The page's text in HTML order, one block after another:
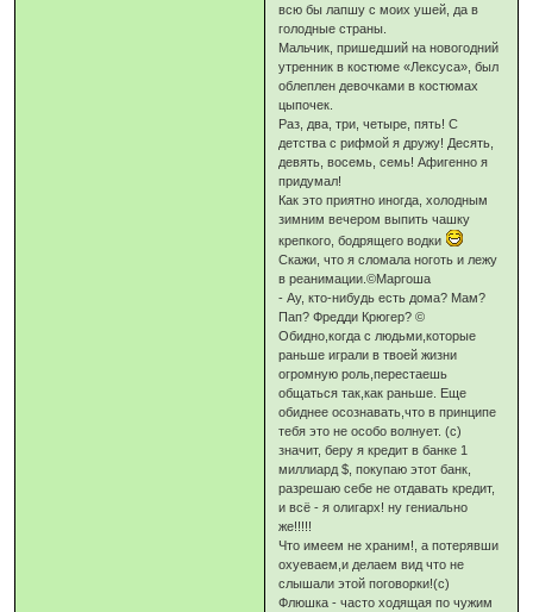
всю бы лапшу с моих ушей, да в
голодные страны.
Мальчик, пришедший на новогодний
утренник в костюме «Лексуса», был
облеплен девочками в костюмах
цыпочек.
Раз, два, три, четыре, пять! С
детства с рифмой я дружу! Десять,
девять, восемь, семь! Афигенно я
придумал!
Как это приятно иногда, холодным
зимним вечером выпить чашку
крепкого, бодрящего водки
Скажи, что я сломала ноготь и лежу
в реанимации.©Маргоша­
- Ау, кто-нибудь есть дома? Мам?
Пап? Фредди Крюгер? ©
Обидно,когда с людьми,которые
раньше играли в твоей жизни
огромную роль,перестаешь
общаться так,как раньше. Еще
обиднее осознавать,что в принципе
тебя это не особо волнует. (с)
значит, беру я кредит в банке 1
миллиард $, покупаю этот банк,
разрешаю себе не отдавать кредит,
и всё - я олигарх! ну гениально
же!!!!!
Что имеем не храним!, а потерявши
охуеваем,и делаем вид что не
слышали этой поговорки!(с)
Флюшка - часто ходящая по чужим